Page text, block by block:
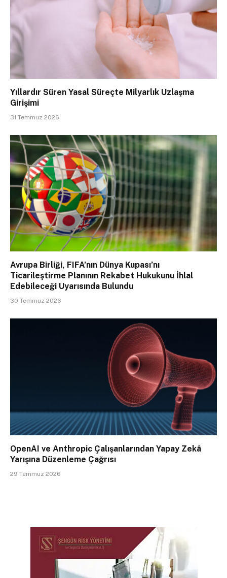
Yıllardır Süren Yasal Süreçte Milyarlık Uzlaşma
Girişimi
31 Temmuz 2026
Avrupa Birliği, FIFA’nın Dünya Kupası’nı
Ticarileştirme Planının Rekabet Hukukunu İhlal
Edebileceği Uyarısında Bulundu
30 Temmuz 2026
OpenAI ve Anthropic Çalışanlarından Yapay Zekâ
Yarışına Düzenleme Çağrısı
29 Temmuz 2026